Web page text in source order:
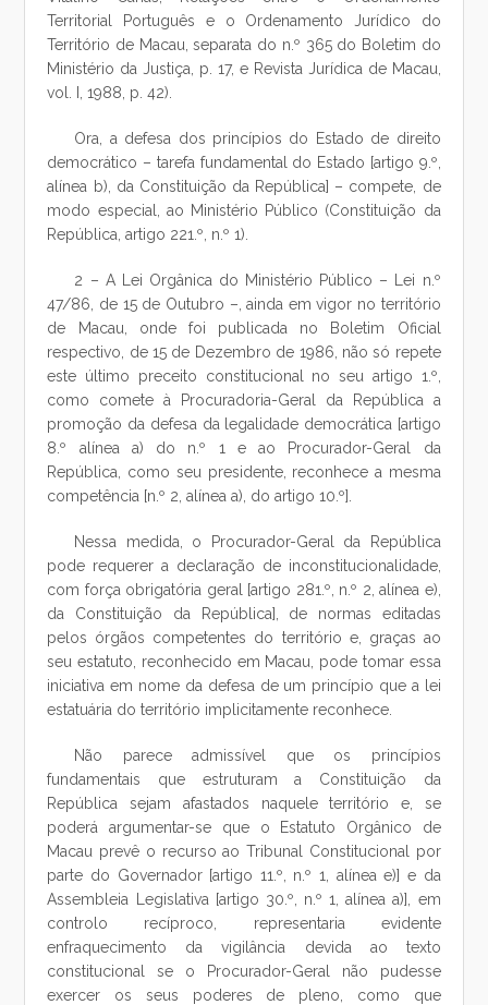
Territorial Português e o Ordenamento Jurídico do
Território de Macau, separata do n.º 365 do Boletim do
Ministério da Justiça, p. 17, e Revista Jurídica de Macau,
vol. I, 1988, p. 42).
Ora, a defesa dos princípios do Estado de direito
democrático – tarefa fundamental do Estado [artigo 9.º,
alínea b), da Constituição da República] – compete, de
modo especial, ao Ministério Público (Constituição da
República, artigo 221.º, n.º 1).
2 – A Lei Orgânica do Ministério Público – Lei n.º
47/86, de 15 de Outubro –, ainda em vigor no território
de Macau, onde foi publicada no Boletim Oficial
respectivo, de 15 de Dezembro de 1986, não só repete
este último preceito constitucional no seu artigo 1.º,
como comete à Procuradoria-Geral da República a
promoção da defesa da legalidade democrática [artigo
8.º alínea a) do n.º 1 e ao Procurador-Geral da
República, como seu presidente, reconhece a mesma
competência [n.º 2, alínea a), do artigo 10.º].
Nessa medida, o Procurador-Geral da República
pode requerer a declaração de inconstitucionalidade,
com força obrigatória geral [artigo 281.º, n.º 2, alínea e),
da Constituição da República], de normas editadas
pelos órgãos competentes do território e, graças ao
seu estatuto, reconhecido em Macau, pode tomar essa
iniciativa em nome da defesa de um princípio que a lei
estatuária do território implicitamente reconhece.
Não parece admissível que os princípios
fundamentais que estruturam a Constituição da
República sejam afastados naquele território e, se
poderá argumentar-se que o Estatuto Orgânico de
Macau prevê o recurso ao Tribunal Constitucional por
parte do Governador [artigo 11.º, n.º 1, alínea e)] e da
Assembleia Legislativa [artigo 30.º, n.º 1, alínea a)], em
controlo recíproco, representaria evidente
enfraquecimento da vigilância devida ao texto
constitucional se o Procurador-Geral não pudesse
exercer os seus poderes de pleno, como que